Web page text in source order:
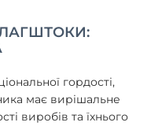
гордості,
має вирішальне
виробів та їхнього